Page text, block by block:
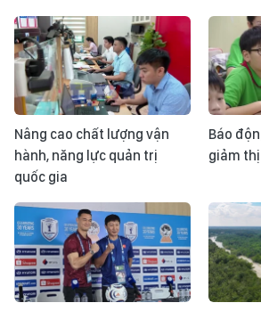
Nâng cao chất lượng vận
hành, năng lực quản trị
quốc gia
Báo
giảm